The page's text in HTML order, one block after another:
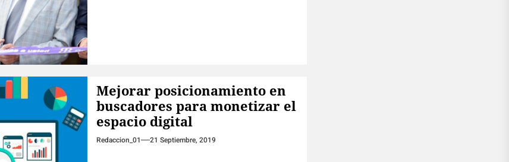
Mejorar posicionamiento en
buscadores para monetizar el
espacio digital
Redaccion_01 21 Septiembre, 2019